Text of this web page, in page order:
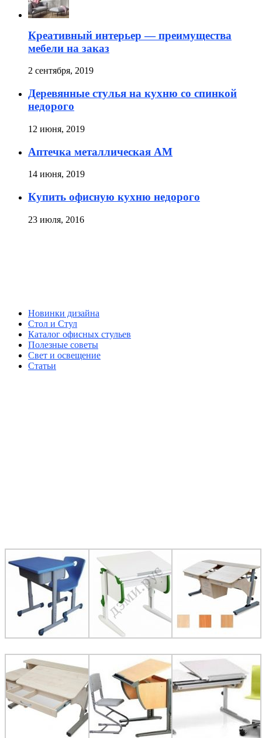
Креативный интерьер — преимущества
мебели на заказ
2 сентября, 2019
Деревянные стулья на кухню со спинкой
недорого
12 июня, 2019
Аптечка металлическая АМ
14 июня, 2019
Купить офисную кухню недорого
23 июля, 2016
Новинки дизайна
Стол и Стул
Каталог офисных стульев
Полезные советы
Свет и освещение
Статьи